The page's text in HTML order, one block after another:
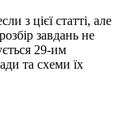
з цієї статті, але
завдань не
29-им
та схеми їх